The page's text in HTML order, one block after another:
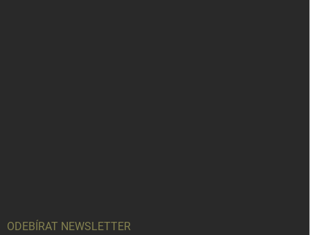
ODEBÍRAT NEWSLETTER